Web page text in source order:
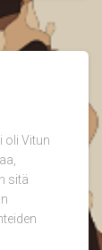
oli Vitun
sitä